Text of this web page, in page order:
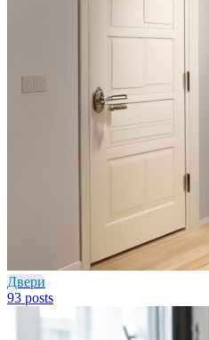
Двери
93 posts